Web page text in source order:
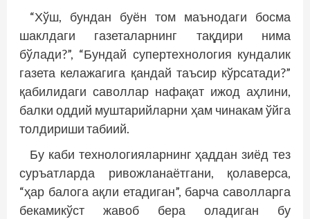
“Хўш, бундан буён том маънодаги босма
шаклдаги газеталарнинг тақдири нима
бўлади?”, “Бундай супертехнология кундалик
газета келажагига қандай таъсир кўрсатади?”
қабилидаги саволлар нафақат ижод аҳлини,
балки оддий муштарийларни ҳам чинакам ўйга
толдириши табиий.
Бу каби технологияларнинг ҳаддан зиёд тез
суръатларда ривожланаётгани, қолаверса,
“ҳар балога ақли етадиган”, барча саволларга
бекамикўст жавоб бера оладиган бу